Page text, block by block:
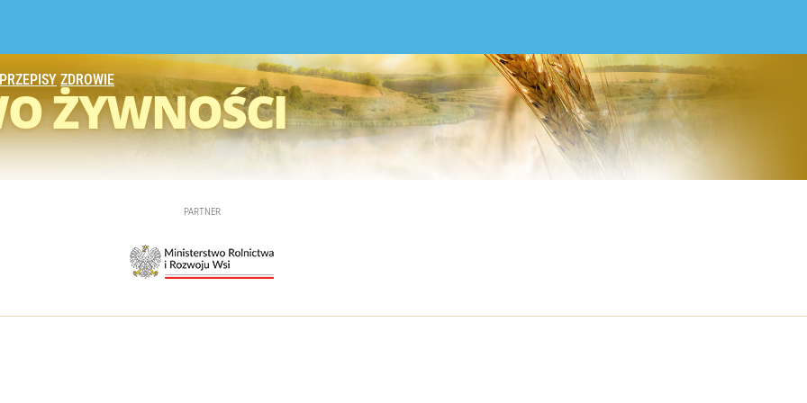
PRZEPISY ZDROWIE
ŻYWNOŚCI
PARTNER